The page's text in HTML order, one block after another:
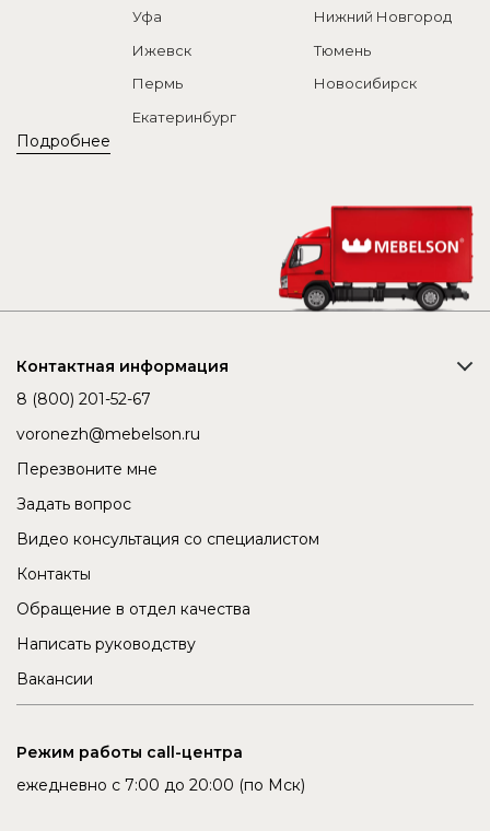
Подробнее
Уфа
Нижний Новгород
Ижевск
Тюмень
Пермь
Новосибирск
Екатеринбург
Контактная информация
8 (800) 201-52-67
voronezh@mebelson.ru
Перезвоните мне
Задать вопрос
Видео консультация со специалистом
Контакты
Обращение в отдел качества
Написать руководству
Вакансии
Режим работы call-центра
ежедневно с 7:00 до 20:00 (по Мск)